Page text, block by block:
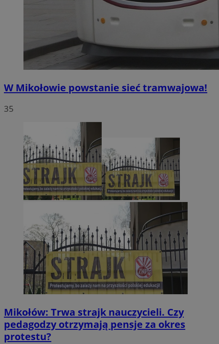
W Mikołowie powstanie sieć tramwajowa!
35
Mikołów: Trwa strajk nauczycieli. Czy
pedagodzy otrzymają pensje za okres
protestu?